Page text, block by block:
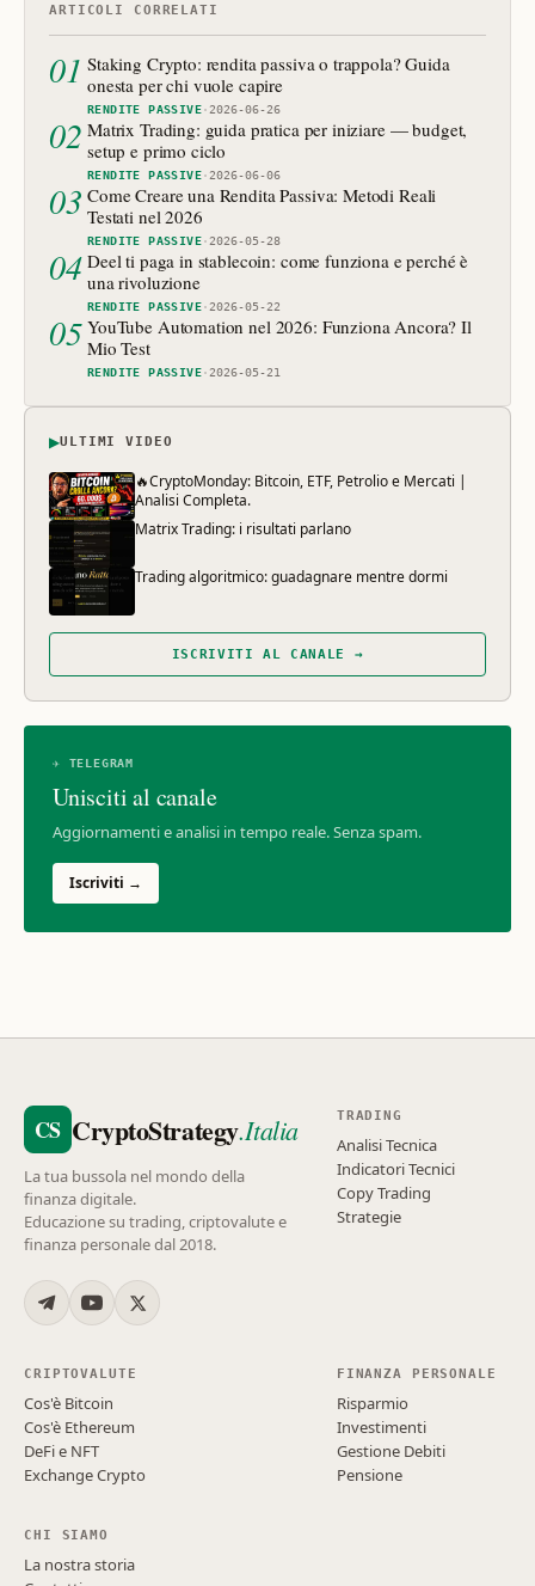
ARTICOLI CORRELATI
01 Staking Crypto: rendita passiva o trappola? Guida
onesta per chi vuole capire
RENDITE PASSIVE·2026-06-26
02 Matrix Trading: guida pratica per iniziare — budget,
setup e primo ciclo
RENDITE PASSIVE·2026-06-06
03 Come Creare una Rendita Passiva: Metodi Reali
Testati nel 2026
RENDITE PASSIVE·2026-05-28
04 Deel ti paga in stablecoin: come funziona e perché è
una rivoluzione
RENDITE PASSIVE·2026-05-22
05 YouTube Automation nel 2026: Funziona Ancora? Il
Mio Test
RENDITE PASSIVE·2026-05-21
▶ULTIMI VIDEO
🔥CryptoMonday: Bitcoin, ETF, Petrolio e Mercati |
Analisi Completa.
Matrix Trading: i risultati parlano
Trading algoritmico: guadagnare mentre dormi
ISCRIVITI AL CANALE →
✈ TELEGRAM
Unisciti al canale
Aggiornamenti e analisi in tempo reale. Senza spam.
Iscriviti →
CS CryptoStrategy.Italia
La tua bussola nel mondo della
finanza digitale.
Educazione su trading, criptovalute e
finanza personale dal 2018.
TRADING
Analisi Tecnica
Indicatori Tecnici
Copy Trading
Strategie
CRIPTOVALUTE
Cos'è Bitcoin
Cos'è Ethereum
DeFi e NFT
Exchange Crypto
FINANZA PERSONALE
Risparmio
Investimenti
Gestione Debiti
Pensione
CHI SIAMO
La nostra storia